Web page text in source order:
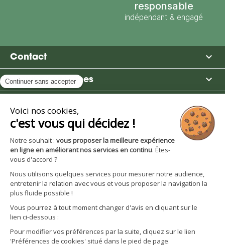
responsable
indépendant & engagé
Contact 
Moulin des Moines 
Avantages et services 